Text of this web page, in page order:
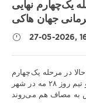
یک‌چهارم نهایی
جهان هاکی
27-05-2026,
نکات
ورزشی
/
در مرحله یک‌چهارم
نهایی در انتظار هواداران هاکی است. این دو تیم روز ۲۸ مه در شهر